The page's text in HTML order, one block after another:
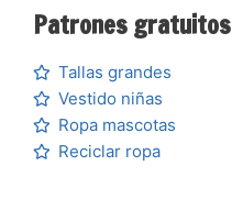
Patrones gratuitos
Tallas grandes
Vestido niñas
Ropa mascotas
Reciclar ropa